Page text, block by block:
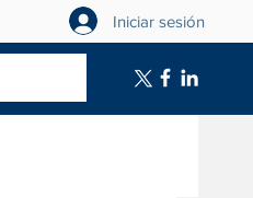
Iniciar sesión